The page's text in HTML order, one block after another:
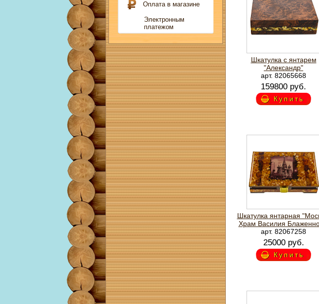
Оплата в магазине
Электронным
платежом
Шкатулка с янтарем
"Александр"
арт. 82065668
159800 руб.
Купить
Шкатулка янтарная
Храм Василия
арт. 82067258
25000 руб.
Купить